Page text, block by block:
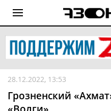
28.12.2022, 13:53
Грозненский